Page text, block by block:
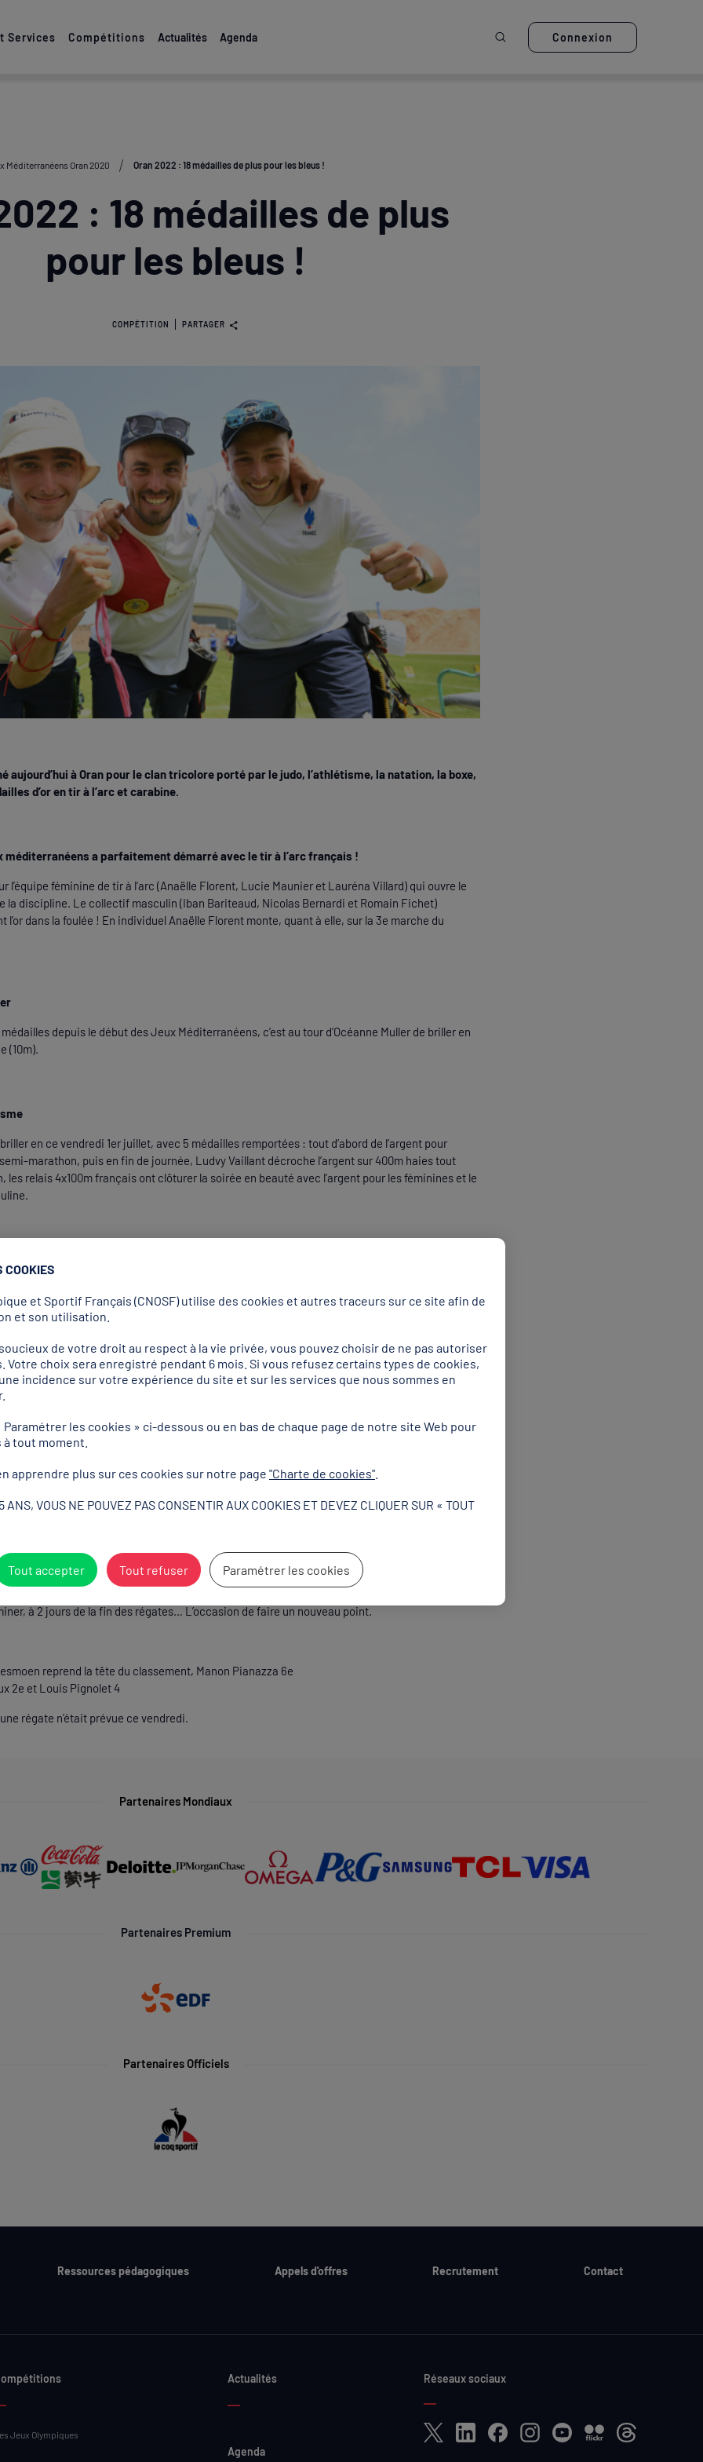
Services Compétitions Actualités Agenda Ouvrir la recherche
Connexion
Méditerranéens Oran 2020 Oran 2022 : 18 médailles de plus pour les bleus !
: 18 médailles de plus
pour les bleus !
COMPÉTITION PARTAGER
aujourd’hui à Oran pour le clan tricolore porté par le judo, l’athlétisme, la natation, la boxe,
d’or en tir à l’arc et carabine.
méditerranéens a parfaitement démarré avec le tir à l’arc français !
l’équipe féminine de tir à l’arc (Anaëlle Florent, Lucie Maunier et Lauréna Villard) qui ouvre le
la discipline. Le collectif masculin (Iban Bariteaud, Nicolas Bernardi et Romain Fichet)
l’or dans la foulée ! En individuel Anaëlle Florent monte, quant à elle, sur la 3e marche du
depuis le début des Jeux Méditerranéens, c’est au tour d’Océanne Muller de briller en
(10m).
en ce vendredi 1er juillet, avec 5 médailles remportées : tout d’abord de l’argent pour
marathon, puis en fin de journée, Ludvy Vaillant décroche l’argent sur 400m haies tout
les relais 4x100m français ont clôturer la soirée en beauté avec l’argent pour les féminines et le
7 médailles glanées sur ces Jeux Méditerranéens pour 14 représentants.
le bronze (-91 kg).
natation ont démarré avec des places d’honneur pour Anna Santamans 4e (50m NL), Julien
Stanislas Huille, en bronze sur 100m dos.
à 2 jours de la fin des régates… L’occasion de faire un nouveau point.
reprend la tête du classement, Manon Pianazza 6e
2e et Louis Pignolet 4
régate n’était prévue ce vendredi.
Partenaires Mondiaux
Partenaires Premium
Partenaires Officiels
Ressources pédagogiques Appels d'offres Recrutement Contact
Jeux Olympiques
Actualités
Agenda
Réseaux sociaux
X LinkedInFacebookInstagramYouTubeFlickr Threads
COOKIES
et Sportif Français (CNOSF) utilise des cookies et autres traceurs sur ce site afin de
et son utilisation.
de votre droit au respect à la vie privée, vous pouvez choisir de ne pas autoriser
Votre choix sera enregistré pendant 6 mois. Si vous refusez certains types de cookies,
incidence sur votre expérience du site et sur les services que nous sommes en
les cookies » ci-dessous ou en bas de chaque page de notre site Web pour
tout moment.
apprendre plus sur ces cookies sur notre page "Charte de cookies"
ANS, VOUS NE POUVEZ PAS CONSENTIR AUX COOKIES ET DEVEZ CLIQUER SUR « TOUT
Tout accepter Tout refuser Paramétrer les cookies